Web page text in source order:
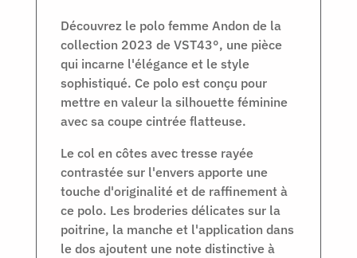
Découvrez le polo femme Andon de la
collection 2023 de VST43°, une pièce
qui incarne l'élégance et le style
sophistiqué. Ce polo est conçu pour
mettre en valeur la silhouette féminine
avec sa coupe cintrée flatteuse.
Le col en côtes avec tresse rayée
contrastée sur l'envers apporte une
touche d'originalité et de raffinement à
ce polo. Les broderies délicates sur la
poitrine, la manche et l'application dans
le dos ajoutent une note distinctive à